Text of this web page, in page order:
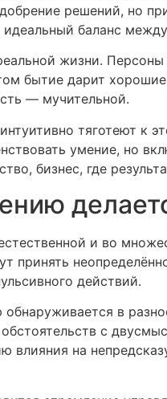
решений, но
баланс
жизни.
бытие дарит
— мучительной.
тяготеют к
умение, но
бизнес, где
и во
принять
действий.
в
с
влияния на